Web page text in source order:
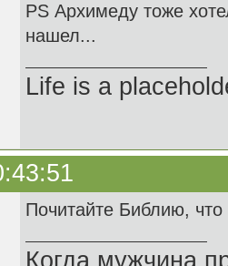
PS Архимеду тоже
нашел...
Life is a
Почитайте Библию,
Когда мужчина